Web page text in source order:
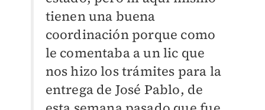
tienen una buena
coordinación porque como
le comentaba a un lic que
nos hizo los trámites para la
entrega de José Pablo, de